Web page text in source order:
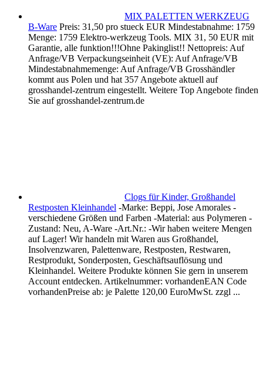
MIX PALETTEN WERKZEUG
B-Ware Preis: 31,50 pro stueck EUR Mindestabnahme: 1759
Menge: 1759 Elektro-werkzeug Tools. MIX 31, 50 EUR mit
Garantie, alle funktion!!!Ohne Pakinglist!! Nettopreis: Auf
Anfrage/VB Verpackungseinheit (VE): Auf Anfrage/VB
Mindestabnahmemenge: Auf Anfrage/VB Grosshändler
kommt aus Polen und hat 357 Angebote aktuell auf
grosshandel-zentrum eingestellt. Weitere Top Angebote finden
Sie auf grosshandel-zentrum.de
Clogs für Kinder, Großhandel
Restposten Kleinhandel -Marke: Beppi, Jose Amorales -
verschiedene Größen und Farben -Material: aus Polymeren -
Zustand: Neu, A-Ware -Art.Nr.: -Wir haben weitere Mengen
auf Lager! Wir handeln mit Waren aus Großhandel,
Insolvenzwaren, Palettenware, Restposten, Restwaren,
Restprodukt, Sonderposten, Geschäftsauflösung und
Kleinhandel. Weitere Produkte können Sie gern in unserem
Account entdecken. Artikelnummer: vorhandenEAN Code
vorhandenPreise ab: je Palette 120,00 EuroMwSt. zzgl ...